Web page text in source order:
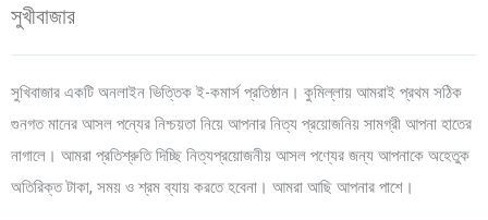
সুখীবাজার
সুখিবাজার একটি অনলাইন ভিত্তিক ই-কমার্স প্রতিষ্ঠান। কুমিল্লায় আমরাই প্রথম সঠিক
গুনগত মানের আসল পন্যের নিশ্চয়তা নিয়ে আপনার নিত্য প্রয়োজনিয় সামগ্রী আপনা হাতের
নাগালে। আমরা প্রতিশ্রুতি দিচ্ছি নিত্যপ্রয়োজনীয় আসল পণ্যের জন্য আপনাকে অহেতুক
অতিরিক্ত টাকা, সময় ও শ্রম ব্যায় করতে হবেনা। আমরা আছি আপনার পাশে।